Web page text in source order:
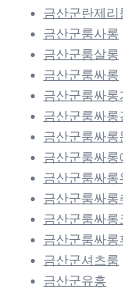
금산군란제리
금산군룸사롱
금산군룸살롱
금산군룸싸롱
금산군룸싸롱
금산군룸싸롱
금산군룸싸롱
금산군룸싸롱
금산군룸싸롱
금산군룸싸롱
금산군룸싸롱
금산군룸싸롱
금산군셔츠룸
금산군유흥